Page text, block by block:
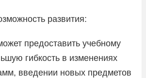
развития:
предоставить учебному
гибкость в изменениях
введении новых предметов